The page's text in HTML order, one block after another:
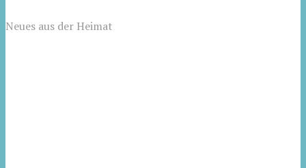
Neues aus der Heimat